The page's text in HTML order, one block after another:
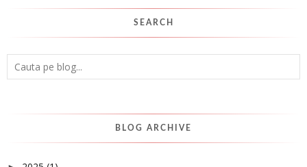
SEARCH
BLOG ARCHIVE